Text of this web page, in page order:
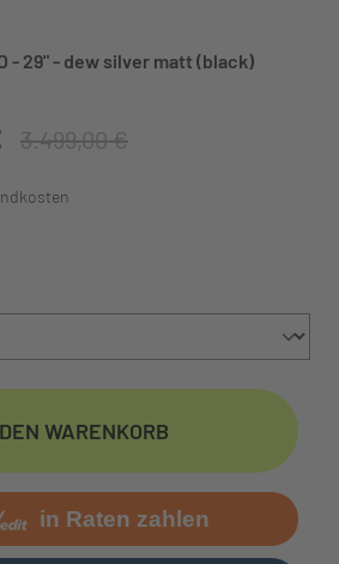
- 29" - dew silver matt (black)
3.499,00 €
WARENKORB